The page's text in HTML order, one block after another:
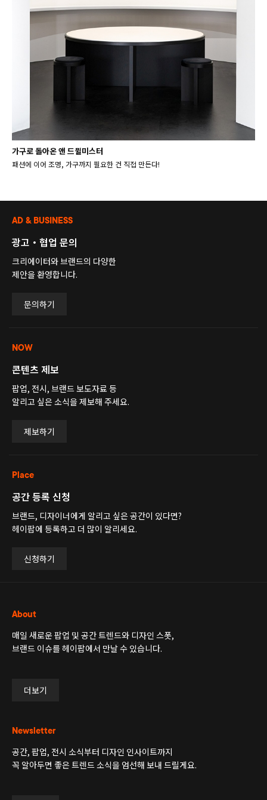
가구로 돌아온 앤 드뮐미스터
패션에 이어 조명, 가구까지 필요한 건 직접 만든다!
AD & BUSINESS
광고・협업 문의
크리에이터와 브랜드의 다양한
제안을 환영합니다.
문의하기
NOW
콘텐츠 제보
팝업, 전시, 브랜드 보도자료 등
알리고 싶은 소식을 제보해 주세요.
제보하기
Place
공간 등록 신청
브랜드, 디자이너에게 알리고 싶은 공간이 있다면?
헤이팝에 등록하고 더 많이 알리세요.
신청하기
About
매일 새로운 팝업 및 공간 트렌드와 디자인 스폿,
브랜드 이슈를 헤이팝에서 만날 수 있습니다.
더보기
Newsletter
공간, 팝업, 전시 소식부터 디자인 인사이트까지
꼭 알아두면 좋은 트렌드 소식을 엄선해 보내 드릴게요.